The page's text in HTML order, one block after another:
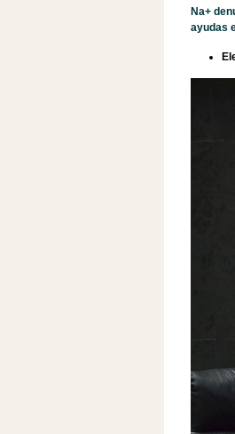
Na+
ayudas